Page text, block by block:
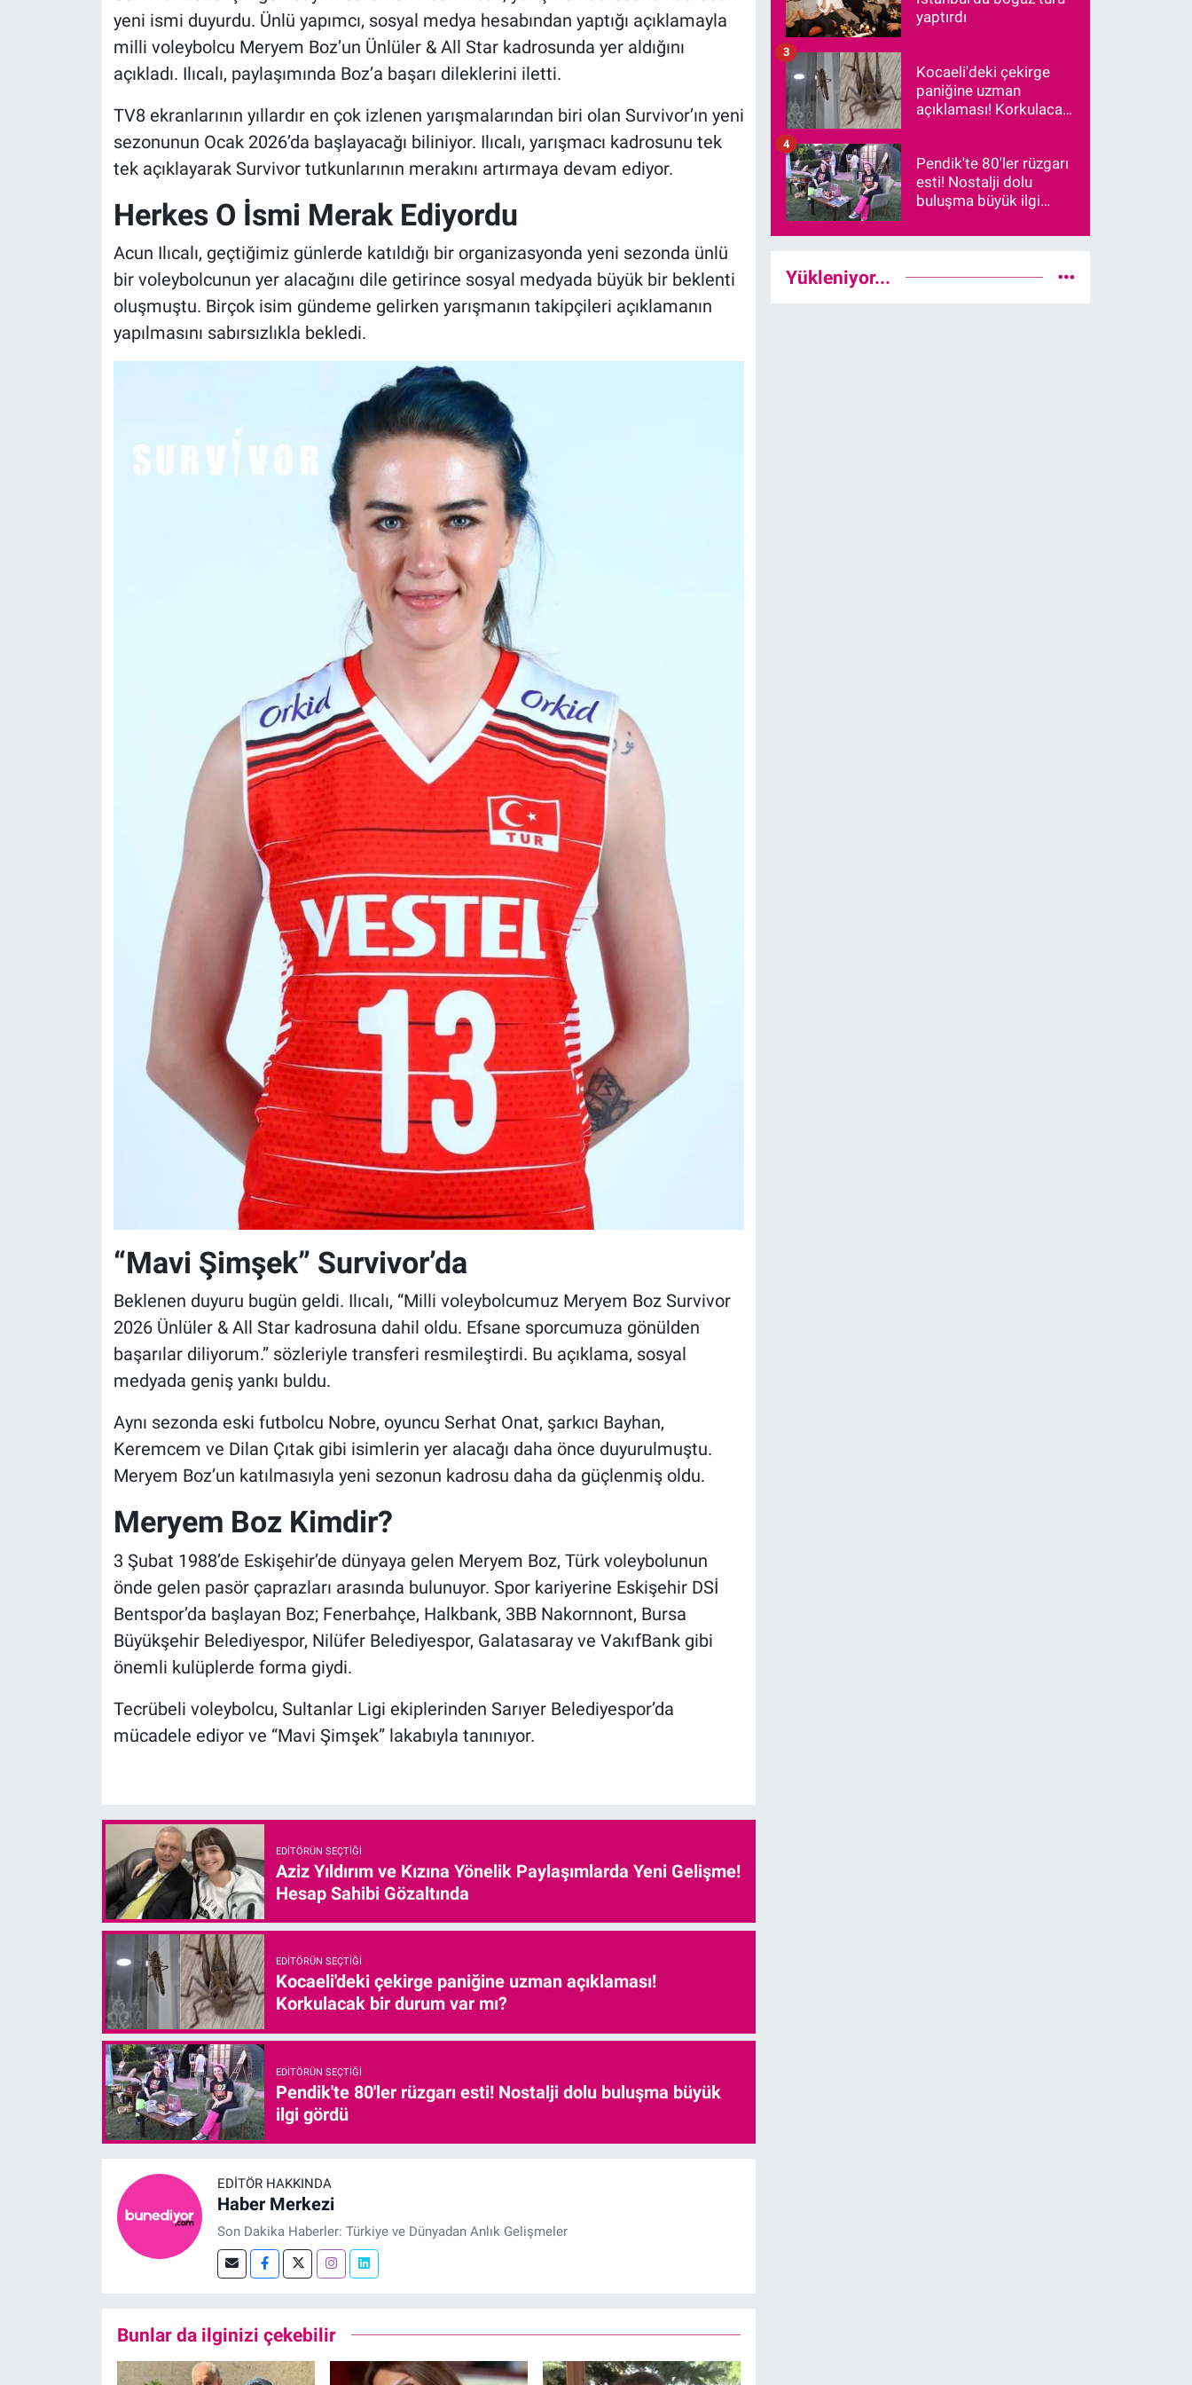
yeni ismi duyurdu. Ünlü yapımcı, sosyal medya hesabından yaptığı açıklamayla
milli voleybolcu Meryem Boz’un Ünlüler & All Star kadrosunda yer aldığını
açıkladı. Ilıcalı, paylaşımında Boz’a başarı dileklerini iletti.
TV8 ekranlarının yıllardır en çok izlenen yarışmalarından biri olan Survivor’ın yeni
sezonunun Ocak 2026’da başlayacağı biliniyor. Ilıcalı, yarışmacı kadrosunu tek
tek açıklayarak Survivor tutkunlarının merakını artırmaya devam ediyor.
Herkes O İsmi Merak Ediyordu
Acun Ilıcalı, geçtiğimiz günlerde katıldığı bir organizasyonda yeni sezonda ünlü
bir voleybolcunun yer alacağını dile getirince sosyal medyada büyük bir beklenti
oluşmuştu. Birçok isim gündeme gelirken yarışmanın takipçileri açıklamanın
yapılmasını sabırsızlıkla bekledi.
“Mavi Şimşek” Survivor’da
Beklenen duyuru bugün geldi. Ilıcalı, “Milli voleybolcumuz Meryem Boz Survivor
2026 Ünlüler & All Star kadrosuna dahil oldu. Efsane sporcumuza gönülden
başarılar diliyorum.” sözleriyle transferi resmileştirdi. Bu açıklama, sosyal
medyada geniş yankı buldu.
Aynı sezonda eski futbolcu Nobre, oyuncu Serhat Onat, şarkıcı Bayhan,
Keremcem ve Dilan Çıtak gibi isimlerin yer alacağı daha önce duyurulmuştu.
Meryem Boz’un katılmasıyla yeni sezonun kadrosu daha da güçlenmiş oldu.
Meryem Boz Kimdir?
3 Şubat 1988’de Eskişehir’de dünyaya gelen Meryem Boz, Türk voleybolunun
önde gelen pasör çaprazları arasında bulunuyor. Spor kariyerine Eskişehir DSİ
Bentspor’da başlayan Boz; Fenerbahçe, Halkbank, 3BB Nakornnont, Bursa
Büyükşehir Belediyespor, Nilüfer Belediyespor, Galatasaray ve VakıfBank gibi
önemli kulüplerde forma giydi.
Tecrübeli voleybolcu, Sultanlar Ligi ekiplerinden Sarıyer Belediyespor’da
mücadele ediyor ve “Mavi Şimşek” lakabıyla tanınıyor.
EDITÖRÜN SEÇTIĞI
Aziz Yıldırım ve Kızına Yönelik Paylaşımlarda Yeni Gelişme!
Hesap Sahibi Gözaltında
EDITÖRÜN SEÇTIĞI
Kocaeli'deki çekirge paniğine uzman açıklaması!
Korkulacak bir durum var mı?
EDITÖRÜN SEÇTIĞI
Pendik'te 80'ler rüzgarı esti! Nostalji dolu buluşma büyük
ilgi gördü
EDITÖR HAKKINDA
Haber Merkezi
Son Dakika Haberler: Türkiye ve Dünyadan Anlık Gelişmeler
Bunlar da ilginizi çekebilir
yaptırdı
Kocaeli'deki çekirge
paniğine uzman
açıklaması! Korkulacak
3
Pendik'te 80'ler rüzgarı
esti! Nostalji dolu
buluşma büyük ilgi
4
Yükleniyor...